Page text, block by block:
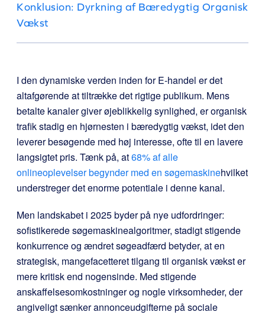
Konklusion: Dyrkning af Bæredygtig Organisk
Vækst
I den dynamiske verden inden for E-handel er det
altafgørende at tiltrække det rigtige publikum. Mens
betalte kanaler giver øjeblikkelig synlighed, er organisk
trafik stadig en hjørnesten i bæredygtig vækst, idet den
leverer besøgende med høj interesse, ofte til en lavere
langsigtet pris. Tænk på, at68% af alle
onlineoplevelser begynder med en søgemaskinehvilket
understreger det enorme potentiale i denne kanal.
Men landskabet i 2025 byder på nye udfordringer:
sofistikerede søgemaskinealgoritmer, stadigt stigende
konkurrence og ændret søgeadfærd betyder, at en
strategisk, mangefacetteret tilgang til organisk vækst er
mere kritisk end nogensinde. Med stigende
anskaffelsesomkostninger og nogle virksomheder, der
angiveligt sænker annonceudgifterne på sociale